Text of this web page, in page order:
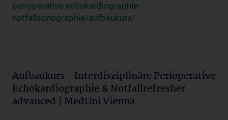
perioperative-echokardiographie-
notfallsonographie/aufbaukurs/
Aufbaukurs - Interdisziplinäre Perioperative
Echokardiographie & Notfallrefresher
advanced | MedUni Vienna